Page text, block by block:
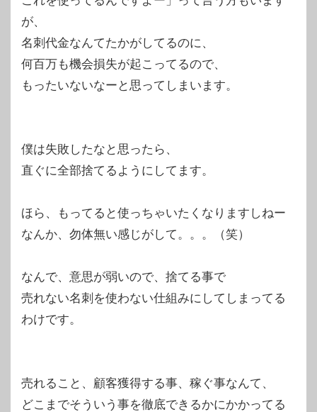
が、
名刺代金なんてたかがしてるのに、
何百万も機会損失が起こってるので、
もったいないなーと思ってしまいます。
僕は失敗したなと思ったら、
直ぐに全部捨てるようにしてます。
ほら、もってると使っちゃいたくなりますしねー
なんか、勿体無い感じがして。。。（笑）
なんで、意思が弱いので、捨てる事で
売れない名刺を使わない仕組みにしてしまってる
わけです。
売れること、顧客獲得する事、稼ぐ事なんて、
どこまでそういう事を徹底できるかにかかってる